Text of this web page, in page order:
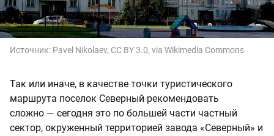
Источник: Pavel Nikolaev, CC BY 3.0, via Wikimedia Commons
Так или иначе, в качестве точки туристического
маршрута поселок Северный рекомендовать
сложно — сегодня это по большей части частный
сектор, окруженный территорией завода «Северный» и